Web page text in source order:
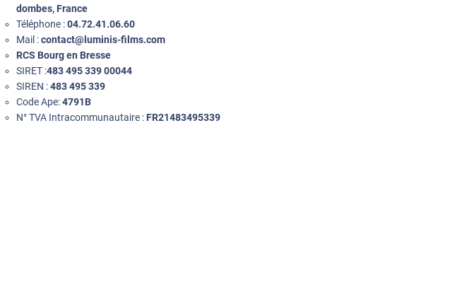
dombes, France
Téléphone :04.72.41.06.60
Mail :contact@luminis-films.com
RCS Bourg en Bresse
SIRET :483 495 339 00044
SIREN :483 495 339
Code Ape:4791B
N° TVA Intracommunautaire : FR21483495339